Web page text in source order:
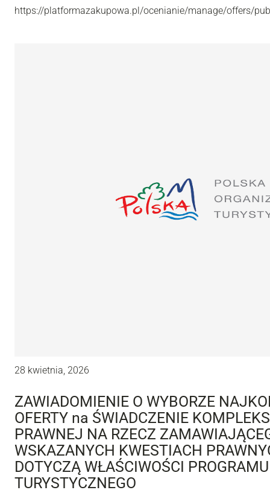
https://platformazakupowa.pl/ocenianie/manage/offers/
28 kwietnia, 2026
ZAWIADOMIENIE O WYBORZE
OFERTY na ŚWIADCZENIE
PRAWNEJ NA RZECZ
WSKAZANYCH KWESTIACH
DOTYCZĄ WŁAŚCIWOŚCI
TURYSTYCZNEGO